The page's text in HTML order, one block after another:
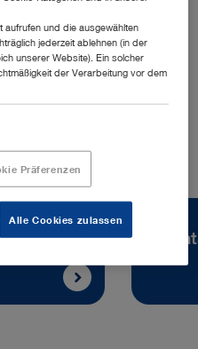
aufrufen und die ausgewählten
jederzeit ablehnen (in der
unserer Website). Ein solcher
der Verarbeitung vor dem
Präferenzen
Alle Cookies zulassen